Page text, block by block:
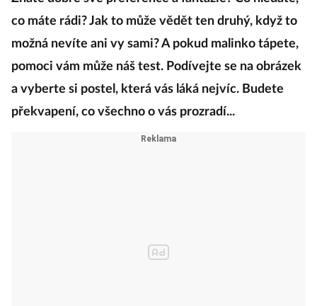
co máte rádi? Jak to může vědět ten druhý, když to
možná nevíte ani vy sami? A pokud malinko tápete,
pomoci vám může náš test. Podívejte se na obrázek
a vyberte si postel, která vás láká nejvíc. Budete
překvapení, co všechno o vás prozradí...